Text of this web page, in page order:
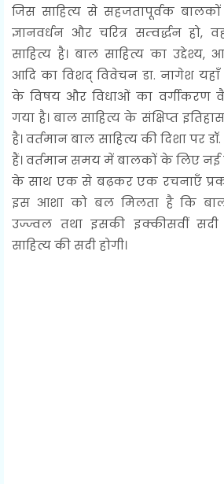
जिस साहित्य से सहजतापूर्वक
ज्ञानवर्धन और चरित्र सम्वर्द्धन हो,
साहित्य है। बाल साहित्य का
आदि का विशद् विवेचन डा. नागेश यहाँ
के विषय और विधाओं का वर्गीकरण
गया है। बाल साहित्य के संक्षिप्त
है। वर्तमान बाल साहित्य की दिशा पर
हैं। वर्तमान समय में बालकों के लिए
के साथ एक से बढ़कर एक रचनाएँ
इस आशा को बल मिलता है कि बाल
उज्ज्वल तथा इसकी इक्कीसवीं
साहित्य की सदी होगी।